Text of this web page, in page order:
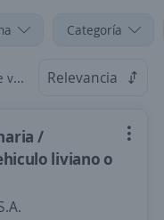
Categoría
Relevancia
/
liviano o